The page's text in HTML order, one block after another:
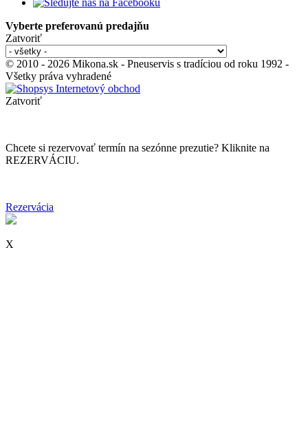
Vyberte preferovanú predajňu
Zatvoriť
© 2010 - 2026 Mikona.sk - Pneuservis s tradíciou od roku 1992 -
Všetky práva vyhradené
Zatvoriť
Chcete si rezervovať termín na sezónne prezutie? Kliknite na
REZERVÁCIU.
Rezervácia
X